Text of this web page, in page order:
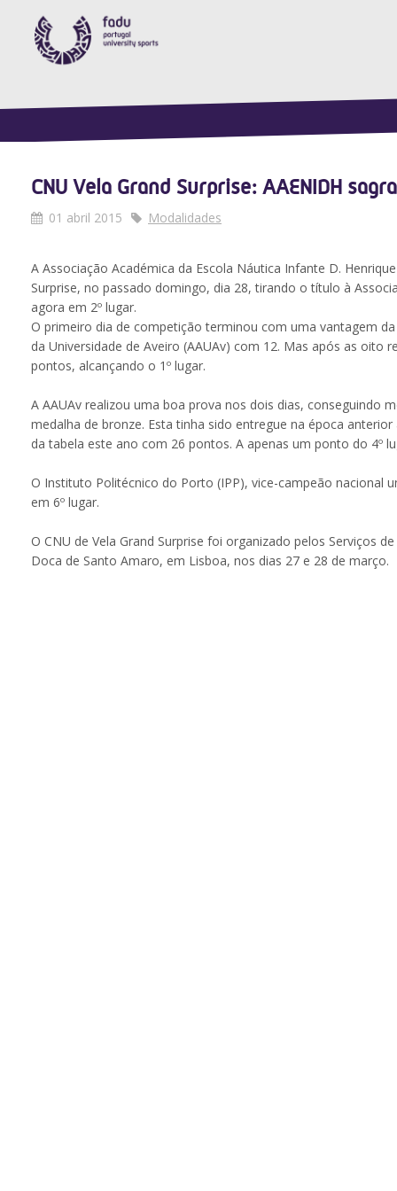
CNU Vela Grand Surprise: AAENIDH
01 abril 2015 Modalidades
A Associação Académica da Escola Náutica Infante D.
Surprise, no passado domingo, dia 28, tirando o título à
agora em 2º lugar.
O primeiro dia de competição terminou com uma vantagem
da Universidade de Aveiro (AAUAv) com 12. Mas após as
pontos, alcançando o 1º lugar.
A AAUAv realizou uma boa prova nos dois dias, conseguindo
medalha de bronze. Esta tinha sido entregue na época
da tabela este ano com 26 pontos. A apenas um ponto do 4º
O Instituto Politécnico do Porto (IPP), vice-campeão nacional
em 6º lugar.
O CNU de Vela Grand Surprise foi organizado pelos Serviços
Doca de Santo Amaro, em Lisboa, nos dias 27 e 28 de março.